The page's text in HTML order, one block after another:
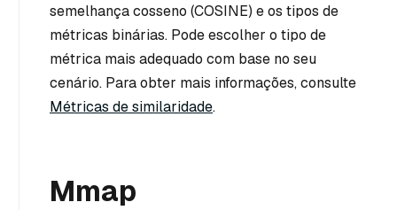
semelhança cosseno (COSINE) e os tipos de
métricas binárias. Pode escolher o tipo de
métrica mais adequado com base no seu
cenário. Para obter mais informações, consulte
Métricas de similaridade.
Mmap